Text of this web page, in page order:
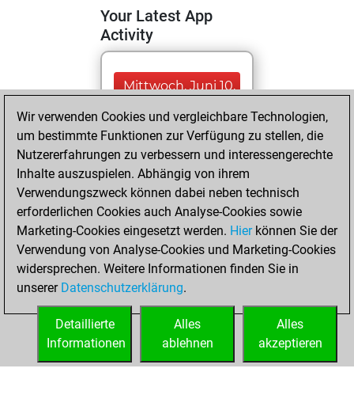
Your Latest App
Activity
Mittwoch, Juni 10,
You played 199
blitz games
Play
You scored
+105 =11 -83 in blitz
Montag, Januar 2,
2023
You created
your Fritz account
Wir verwenden Cookies und vergleichbare Technologien,
um bestimmte Funktionen zur Verfügung zu stellen, die
Nutzererfahrungen zu verbessern und interessengerechte
Inhalte auszuspielen. Abhängig von ihrem
Verwendungszweck können dabei neben technisch
erforderlichen Cookies auch Analyse-Cookies sowie
Marketing-Cookies eingesetzt werden. Hierkönnen Sie der
Verwendung von Analyse-Cookies und Marketing-Cookies
widersprechen. Weitere Informationen finden Sie in
unserer Datenschutzerklärung.
Alles
akzeptieren
Alles
ablehnen
Detaillierte
Informationen